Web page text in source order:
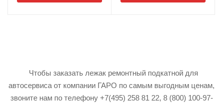
Чтобы заказать лежак ремонтный подкатной для
автосервиса от компании ГАРО по самым выгодным ценам,
звоните нам по телефону +7(495) 258 81 22, 8 (800) 100-97-